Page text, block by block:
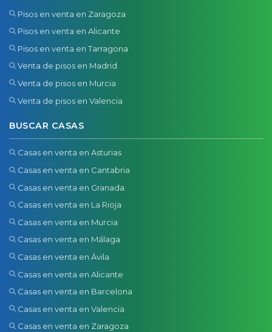
Pisos en venta en Zaragoza
Pisos en venta en Alicante
Pisos en venta en Tarragona
Venta de pisos en Madrid
Venta de pisos en Murcia
Venta de pisos en Valencia
BUSCAR CASAS
Casas en venta en Asturias
Casas en venta en Cantabria
Casas en venta en Granada
Casas en venta en La Rioja
Casas en venta en Murcia
Casas en venta en Málaga
Casas en venta en Ávila
Casas en venta en Alicante
Casas en venta en Barcelona
Casas en venta en Valencia
Casas en venta en Zaragoza